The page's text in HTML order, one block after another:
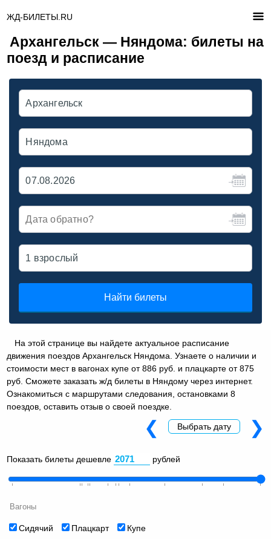
ЖД-БИЛЕТЫ.RU
Архангельск — Няндома: билеты на
поезд и расписание
Найти билеты
На этой странице вы найдете актуальное расписание
движения поездов Архангельск Няндома. Узнаете о наличии и
стоимости мест в вагонах купе от 886 руб. и плацкарте от 875
руб. Сможете заказать ж/д билеты в Няндому через интернет.
Ознакомиться с маршрутами следования, остановками 8
поездов, оставить отзыв о своей поездке.
Показать билеты дешевле рублей
Вагоны
Сидячий Плацкарт Купе
❮ Выбрать дату ❯